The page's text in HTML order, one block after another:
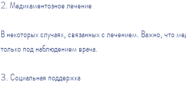
2. Медикаментозное лечение
В некоторых случаях, связанных с лечением. Важно, что
только под наблюдением врача.
3. Социальная поддержка